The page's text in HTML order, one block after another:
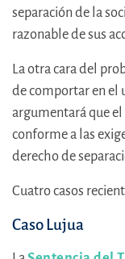
separación de la
razonable de sus
La otra cara del
de comportar en el
argumentará que
conforme a las
derecho de
Cuatro casos
Caso Lujua